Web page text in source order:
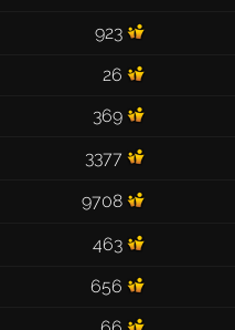
923
26
369
3377
9708
463
656